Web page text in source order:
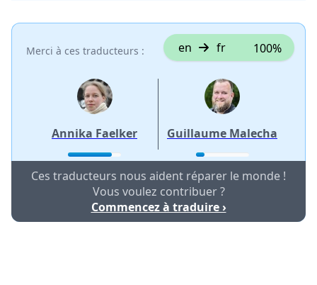
Merci à ces traducteurs : en fr 100%
Annika Faelker Guillaume Malecha
Ces traducteurs nous aident réparer le monde !
Vous voulez contribuer ?
Commencez à traduire ›